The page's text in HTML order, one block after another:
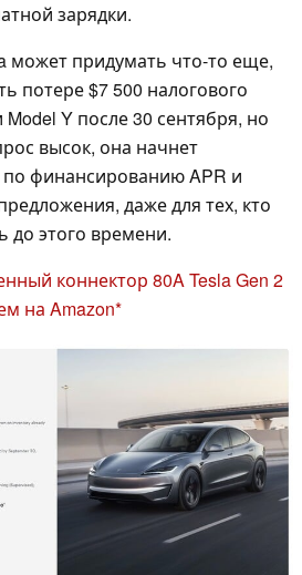
зарядки.
может придумать что-то еще,
потере $7 500 налогового
Model Y после 30 сентября, но
высок, она начнет
по финансированию APR и
даже для тех, кто
до этого времени.
коннектор 80A Tesla Gen 2
на Amazon